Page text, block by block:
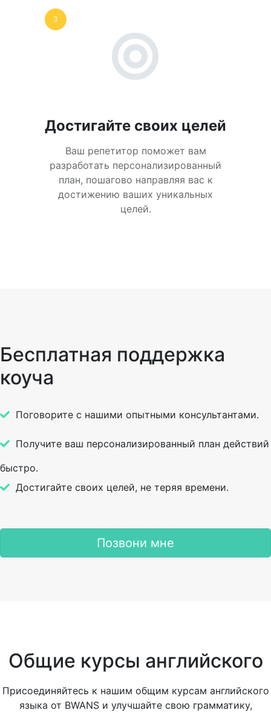
3
Достигайте своих целей
Ваш репетитор поможет вам
разработать персонализированный
план, пошагово направляя вас к
достижению ваших уникальных
целей.
Бесплатная поддержка
коуча
Поговорите с нашими опытными консультантами.
Получите ваш персонализированный план действий
быстро.
Достигайте своих целей, не теряя времени.
Позвони мне
Общие курсы английского
Присоединяйтесь к нашим общим курсам английского
языка от BWANS и улучшайте свою грамматику,